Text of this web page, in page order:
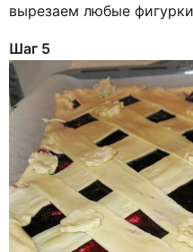
вырезаем любые
Шаг 5